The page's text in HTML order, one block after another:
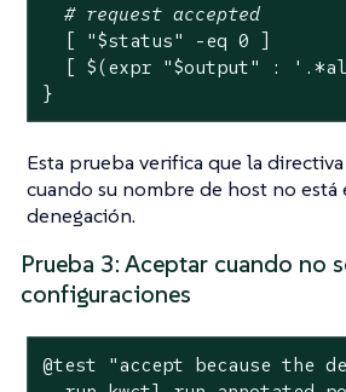
# request accepted
  [
"$status" -eq 0 ]
  [ $(expr
"$output" :
}
Esta prueba verifica que la
cuando su nombre de host no está
denegación.
Prueba 3: Aceptar cuando no
configuraciones
@test "accept because the